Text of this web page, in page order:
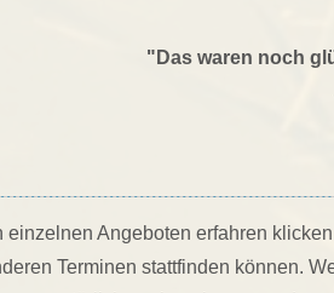
"Das waren noch
Angeboten erfahren
Terminen stattfinden können.